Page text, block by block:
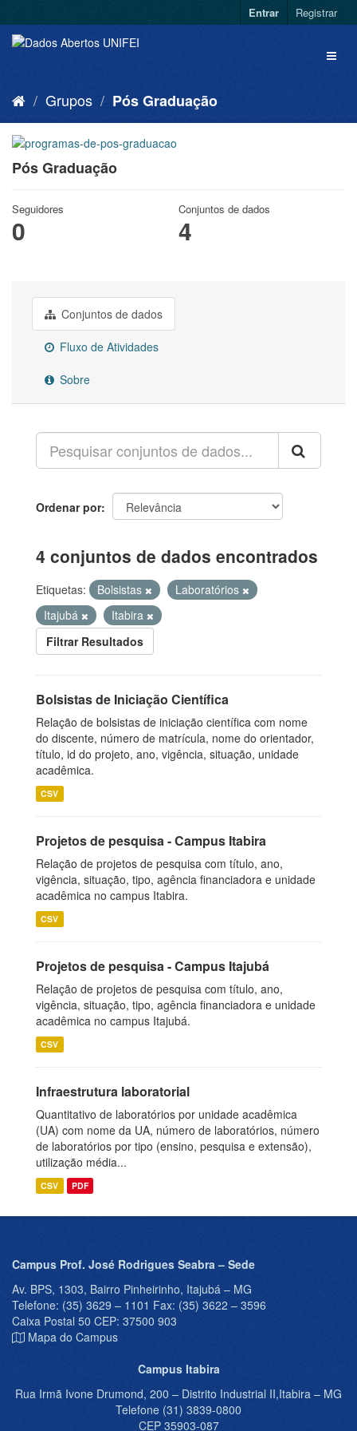
Entrar Registrar
Grupos Pós Graduação
Pós Graduação
Seguidores
0
Conjuntos de dados
4
Conjuntos de dados
Fluxo de Atividades
Sobre
Ordenar por
4 conjuntos de dados encontrados
Etiquetas: Bolsistas
Laboratórios
Itajubá
Itabira
Filtrar Resultados
Bolsistas de Iniciação Científica
Relação de bolsistas de iniciação científica com nome
do discente, número de matrícula, nome do orientador,
título, id do projeto, ano, vigência, situação, unidade
acadêmica.
CSV
Projetos de pesquisa - Campus Itabira
Relação de projetos de pesquisa com título, ano,
vigência, situação, tipo, agência financiadora e unidade
acadêmica no campus Itabira.
CSV
Projetos de pesquisa - Campus Itajubá
Relação de projetos de pesquisa com título, ano,
vigência, situação, tipo, agência financiadora e unidade
acadêmica no campus Itajubá.
CSV
Infraestrutura laboratorial
Quantitativo de laboratórios por unidade acadêmica
(UA) com nome da UA, número de laboratórios, número
de laboratórios por tipo (ensino, pesquisa e extensão),
utilização média...
CSV PDF
Campus Prof. José Rodrigues Seabra – Sede
Av. BPS, 1303, Bairro Pinheirinho, Itajubá – MG
Telefone: (35) 3629 – 1101 Fax: (35) 3622 – 3596
Caixa Postal 50 CEP: 37500 903
Mapa do Campus
Campus Itabira
Rua Irmã Ivone Drumond, 200 – Distrito Industrial II,Itabira – MG
Telefone (31) 3839-0800
CEP 35903-087